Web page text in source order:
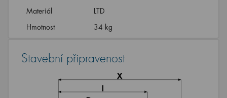
Materiál
LTD
Hmotnost
34 kg
Stavební připravenost